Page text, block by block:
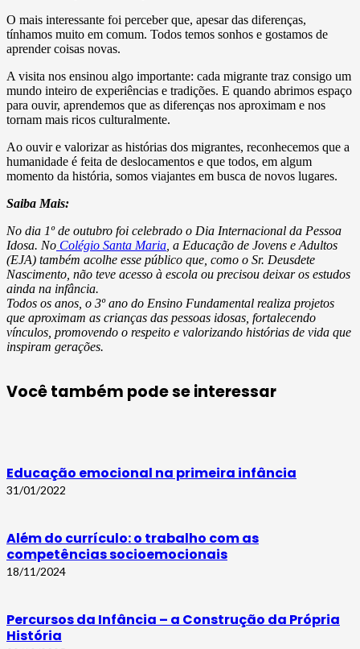
O mais interessante foi perceber que, apesar das diferenças,
tínhamos muito em comum. Todos temos sonhos e gostamos de
aprender coisas novas.
A visita nos ensinou algo importante: cada migrante traz consigo um
mundo inteiro de experiências e tradições. E quando abrimos espaço
para ouvir, aprendemos que as diferenças nos aproximam e nos
tornam mais ricos culturalmente.
Ao ouvir e valorizar as histórias dos migrantes, reconhecemos que a
humanidade é feita de deslocamentos e que todos, em algum
momento da história, somos viajantes em busca de novos lugares.
Saiba Mais:
No dia 1º de outubro foi celebrado o Dia Internacional da Pessoa
Idosa. No Colégio Santa Maria , a Educação de Jovens e Adultos
(EJA) também acolhe esse público que, como o Sr. Deusdete
Nascimento, não teve acesso à escola ou precisou deixar os estudos
ainda na infância.
Todos os anos, o 3º ano do Ensino Fundamental realiza projetos
que aproximam as crianças das pessoas idosas, fortalecendo
vínculos, promovendo o respeito e valorizando histórias de vida que
inspiram gerações.
Você também pode se interessar
Educação emocional na primeira infância
31/01/2022
Além do currículo: o trabalho com as
competências socioemocionais
18/11/2024
Percursos da Infância – a Construção da Própria
História